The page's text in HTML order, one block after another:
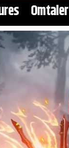
Omtaler